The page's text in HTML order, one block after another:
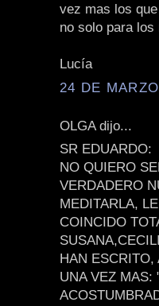
vez mas los
no solo para
Lucía
24 DE
OLGA dijo...
SR EDUARDO:
NO QUIERO
VERDADERO
MEDITARLA,
COINCIDO
HAN ESCRITO,
UNA VEZ MAS: